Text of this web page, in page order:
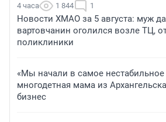
4 часа 1 844 1
Новости ХМАО за 5 августа: муж
вартовчанин оголился возле ТЦ,
поликлиники
«Мы начали в самое нестабильное
многодетная мама из
бизнес